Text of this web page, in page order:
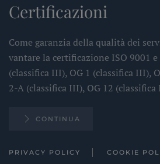
Certificazioni
Come garanzia della qualità dei
vantare la certificazione ISO 9001 e
(classifica III), OG 1 (classifica III),
2-A (classifica III), OG 12 (classifica
CONTINUA
PRIVACY POLICY
COOKIE